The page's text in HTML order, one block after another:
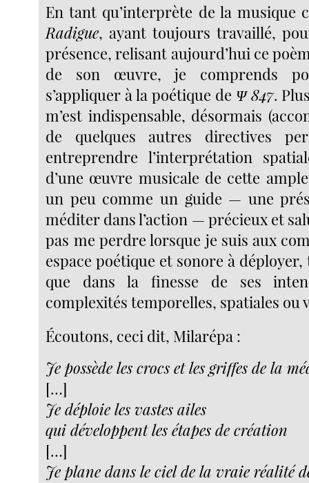
En tant qu’interprète de la musique
Radigue, ayant toujours travaillé,
présence, relisant aujourd’hui ce
de son œuvre, je comprends
s’appliquer à la poétique de Ψ 847.
m’est indispensable, désormais
de quelques autres directives
entreprendre l’interprétation
d’une œuvre musicale de cette
un peu comme un guide — une
méditer dans l’action — précieux et
pas me perdre lorsque je suis aux
espace poétique et sonore à
que dans la finesse de ses
complexités temporelles, spatiales ou
Écoutons, ceci dit, Milarépa :
Je possède les crocs et les griffes de la
[…]
Je déploie les vastes ailes
qui développent les étapes de création
[…]
Je plane dans le ciel de la vraie réalité